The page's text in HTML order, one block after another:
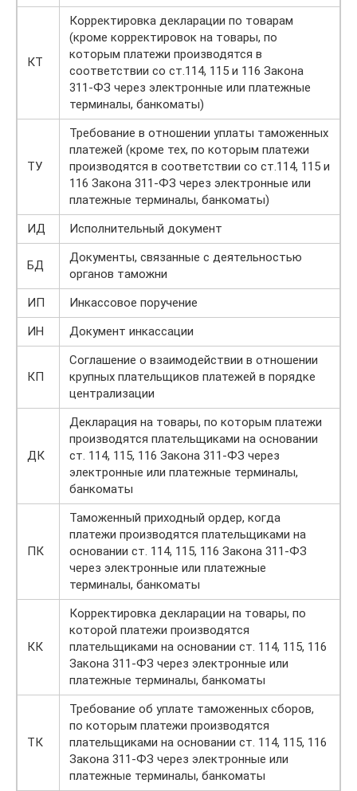
КТ
Корректировка декларации по товарам
(кроме корректировок на товары, по
которым платежи производятся в
соответствии со ст.114, 115 и 116 Закона
311-ФЗ через электронные или платежные
терминалы, банкоматы)
ТУ
Требование в отношении уплаты таможенных
платежей (кроме тех, по которым платежи
производятся в соответствии со ст.114, 115 и
116 Закона 311-ФЗ через электронные или
платежные терминалы, банкоматы)
ИД
Исполнительный документ
БД
Документы, связанные с деятельностью
органов таможни
ИП
Инкассовое поручение
ИН
Документ инкассации
КП
Соглашение о взаимодействии в отношении
крупных плательщиков платежей в порядке
централизации
ДК
Декларация на товары, по которым платежи
производятся плательщиками на основании
ст. 114, 115, 116 Закона 311-ФЗ через
электронные или платежные терминалы,
банкоматы
ПК
Таможенный приходный ордер, когда
платежи производятся плательщиками на
основании ст. 114, 115, 116 Закона 311-ФЗ
через электронные или платежные
терминалы, банкоматы
КК
Корректировка декларации на товары, по
которой платежи производятся
плательщиками на основании ст. 114, 115, 116
Закона 311-ФЗ через электронные или
платежные терминалы, банкоматы
ТК
Требование об уплате таможенных сборов,
по которым платежи производятся
плательщиками на основании ст. 114, 115, 116
Закона 311-ФЗ через электронные или
платежные терминалы, банкоматы